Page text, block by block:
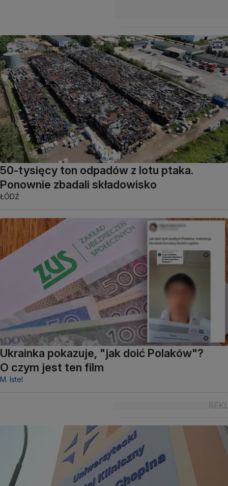
50-tysięcy ton odpadów z lotu ptaka.
Ponownie zbadali składowisko
ŁÓDŹ
Ukrainka pokazuje, "jak doić Polaków"?
O czym jest ten film
M. Istel